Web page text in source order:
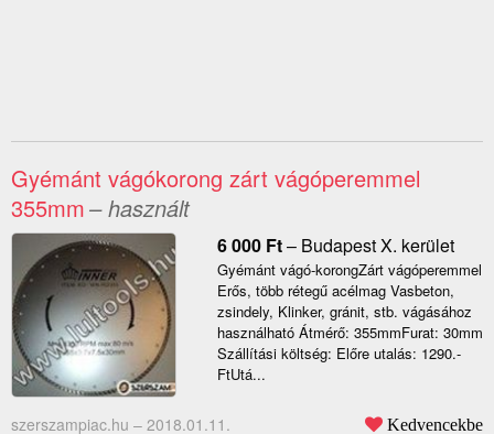
Gyémánt vágókorong zárt vágóperemmel
355mm– használt
6 000 Ft– Budapest X. kerület
Gyémánt vágó-korongZárt vágóperemmel
Erős, több rétegű acélmag Vasbeton,
zsindely, Klinker, gránit, stb. vágásához
használható Átmérő: 355mmFurat: 30mm
Szállítási költség: Előre utalás: 1290.-
FtUtá...
szerszampiac.hu – 2018.01.11. Kedvencekbe